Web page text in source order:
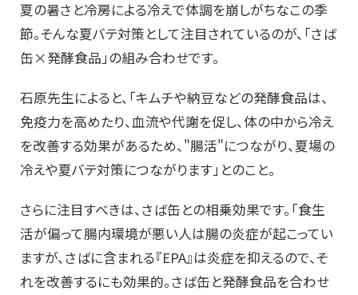
夏の暑さと冷房による冷えで体調を崩しがちなこの季
節。そんな夏バテ対策として注目されているのが、「さば
缶×発酵食品」の組み合わせです。
石原先生によると、「キムチや納豆などの発酵食品は、
免疫力を高めたり、血流や代謝を促し、体の中から冷え
を改善する効果があるため、"腸活"につながり、夏場の
冷えや夏バテ対策につながります」とのこと。
さらに注目すべきは、さば缶との相乗効果です。「食生
活が偏って腸内環境が悪い人は腸の炎症が起こってい
ますが、さばに含まれる『EPA』は炎症を抑えるので、そ
れを改善するにも効果的。さば缶と発酵食品を合わせ